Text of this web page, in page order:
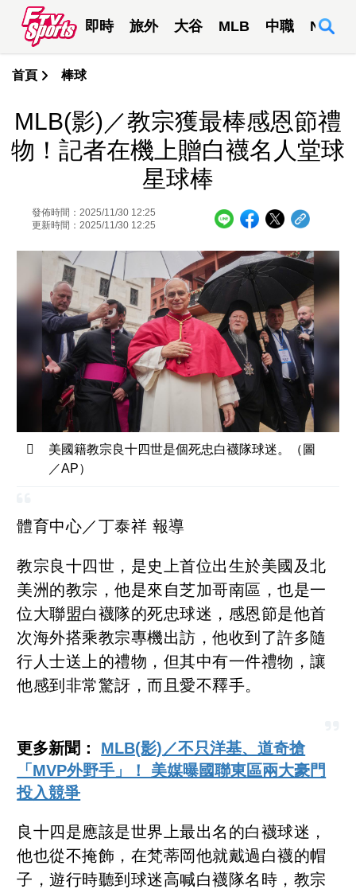
即時 旅外 大谷 MLB 中職 NBA
首頁 棒球
MLB(影)／教宗獲最棒感恩節禮
物！記者在機上贈白襪名人堂球
星球棒
發佈時間：2025/11/30 12:25
更新時間：2025/11/30 12:25
美國籍教宗良十四世是個死忠白襪隊球迷。（圖
／AP）
體育中心／丁泰祥 報導
教宗良十四世，是史上首位出生於美國及北
美洲的教宗，他是來自芝加哥南區，也是一
位大聯盟白襪隊的死忠球迷，感恩節是他首
次海外搭乘教宗專機出訪，他收到了許多隨
行人士送上的禮物，但其中有一件禮物，讓
他感到非常驚訝，而且愛不釋手。
更多新聞： MLB(影)／不只洋基、道奇搶
「MVP外野手」！ 美媒曝國聯東區兩大豪門
投入競爭
良十四是應該是世界上最出名的白襪球迷，
他也從不掩飾，在梵蒂岡他就戴過白襪的帽
子，遊行時聽到球迷高喊白襪隊名時，教宗